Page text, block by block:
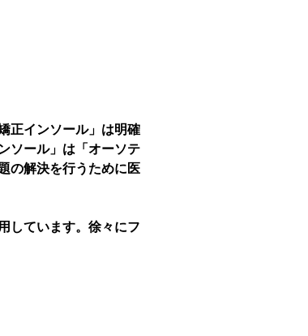
正インソール」は明確
ソール」は「オーソテ
の解決を行うために医
しています。徐々にフ